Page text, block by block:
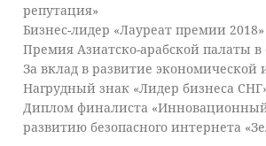
репутация»
Бизнес-лидер «Лауреат премии 2018»
Премия Азиатско-арабской палаты в
За вклад в развитие экономической
Нагрудный знак «Лидер бизнеса
Диплом финалиста
развитию безопасного интернета